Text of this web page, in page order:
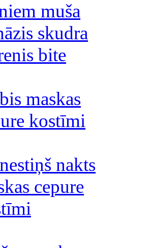
muša
skudra
bite
maskas
kostīmi
nakts
cepure